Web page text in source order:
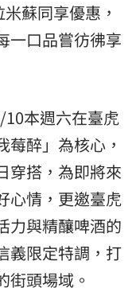
蘇同享優惠，
一口品嘗彷彿享
本週六在臺虎
醉」為核心，
穿搭，為即將來
心情，更邀臺虎
力與精釀啤酒的
義限定特調，打
街頭場域。